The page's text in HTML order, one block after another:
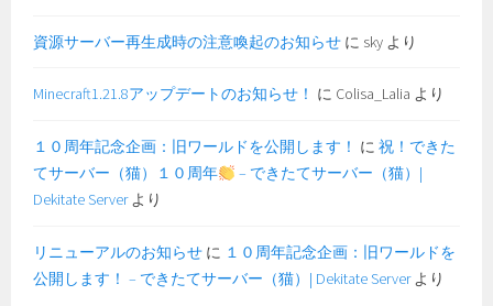
資源サーバー再生成時の注意喚起のお知らせ に sky より
Minecraft1.21.8アップデートのお知らせ！ に Colisa_Lalia より
１０周年記念企画：旧ワールドを公開します！ に祝！できた
てサーバー（猫）１０周年
– できたてサーバー（猫）|
Dekitate Serverより
リニューアルのお知らせ に １０周年記念企画：旧ワールドを
公開します！ – できたてサーバー（猫）| Dekitate Serverより